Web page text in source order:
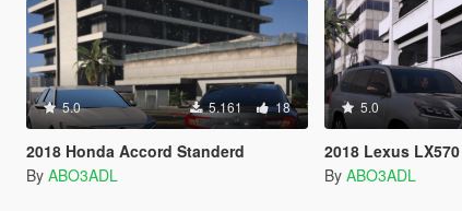
5.0 5.161 18
2018 Honda Accord Standerd
By ABO3ADL
5.0
2018 Lexus
By ABO3ADL